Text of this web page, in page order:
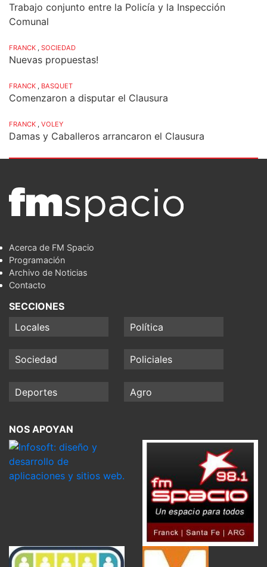
Trabajo conjunto entre la Policía y la Inspección
Comunal
FRANCK , SOCIEDAD
Nuevas propuestas!
FRANCK , BASQUET
Comenzaron a disputar el Clausura
FRANCK , VOLEY
Damas y Caballeros arrancaron el Clausura
Acerca de FM Spacio
Programación
Archivo de Noticias
Contacto
SECCIONES
Locales
Política
Sociedad Policiales
Deportes Agro
NOS APOYAN